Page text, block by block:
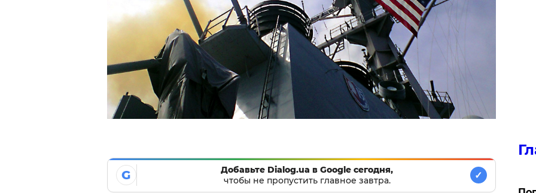
G
Добавьте Dialog.ua в Google сегодня,
чтобы не пропустить главное завтра.
✓